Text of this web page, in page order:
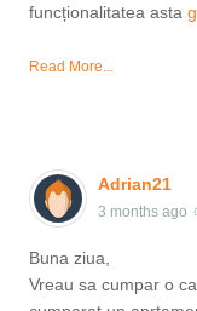
funcționalitatea asta
Read More...
Adrian21
3 months ago
Buna ziua,
Vreau sa cumpar o